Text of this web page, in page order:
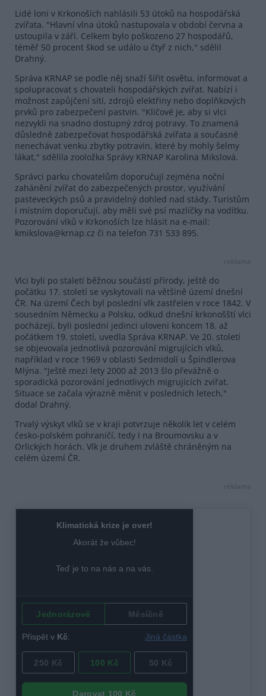
Lidé loni v Krkonoších nahlásili 53 útoků na hospodářská
zvířata. "Hlavní vlna útoků nastupovala v období června a
ustoupila v září. Celkem bylo poškozeno 27 hospodářů,
téměř 50 procent škod se událo u čtyř z nich," sdělil
Drahný.
Správa KRNAP se podle něj snaží šířit osvětu, informovat a
spolupracovat s chovateli hospodářských zvířat. Nabízí i
možnost zapůjčení sítí, zdrojů elektřiny nebo doplňkových
prvků pro zabezpečení pastvin. "Klíčové je, aby si vlci
nezvykli na snadno dostupný zdroj potravy. To znamená
důsledně zabezpečovat hospodářská zvířata a současně
nenechávat venku zbytky potravin, které by mohly šelmy
lákat," sdělila zooložka Správy KRNAP Karolina Mikslová.
Správci parku chovatelům doporučují zejména noční
zahánění zvířat do zabezpečených prostor, využívání
pasteveckých psů a pravidelný dohled nad stády. Turistům
i místním doporučují, aby měli své psí mazlíčky na vodítku.
Pozorování vlků v Krkonoších lze hlásit na e-mail:
kmikslova@krnap.cz či na telefon 731 533 895.
reklama
Vlci byli po staletí běžnou součástí přírody, ještě do
počátku 17. století se vyskytovali na většině území dnešní
ČR. Na území Čech byl poslední vlk zastřelen v roce 1842. V
sousedním Německu a Polsku, odkud dnešní krkonošští vlci
pocházejí, byli poslední jedinci uloveni koncem 18. až
počátkem 19. století, uvedla Správa KRNAP. Ve 20. století
se objevovala jednotlivá pozorování migrujících vlků,
například v roce 1969 v oblasti Sedmidolí u Špindlerova
Mlýna. "Ještě mezi lety 2000 až 2013 šlo převážně o
sporadická pozorování jednotlivých migrujících zvířat.
Situace se začala výrazně měnit v posledních letech,"
dodal Drahný.
Trvalý výskyt vlků se v kraji potvrzuje několik let v celém
česko-polském pohraničí, tedy i na Broumovsku a v
Orlických horách. Vlk je druhem zvláště chráněným na
celém území ČR.
reklama